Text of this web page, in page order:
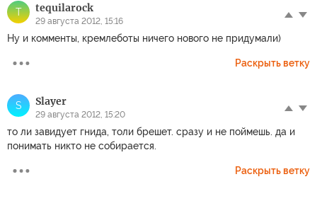
T tequilarock
29 августа 2012, 15:16
Ну и комменты, кремлеботы ничего нового не придумали)
Раскрыть ветку
S Slayer
29 августа 2012, 15:20
то ли завидует гнида, толи брешет. сразу и не поймешь. да и
понимать никто не собирается.
Раскрыть ветку